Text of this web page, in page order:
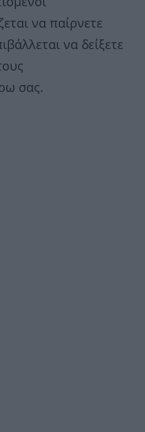
να παίρνετε
να δείξετε
σας.